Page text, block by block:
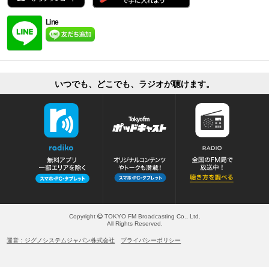
Line
いつでも、どこでも、ラジオが聴けます。
Copyright
TOKYO FM Broadcasting Co., Ltd.
All Rights Reserved.
運営：ジグノシステムジャパン株式会社 プライバシーポリシー